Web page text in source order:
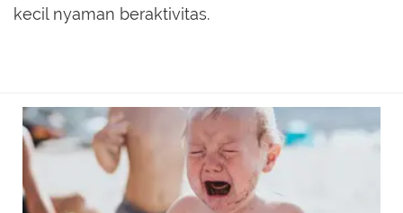
kecil nyaman beraktivitas.